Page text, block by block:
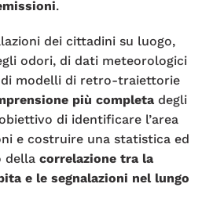
.
dei cittadini su luogo,
odori, di dati meteorologici
modelli di retro-traiettorie
più completa degli
di identificare l’area
e costruire una statistica ed
della correlazione tra la
e le segnalazioni nel lungo